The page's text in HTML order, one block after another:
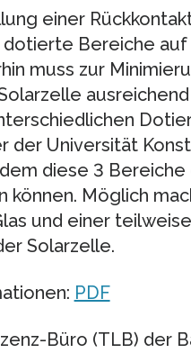
einer
dotierte Bereiche
muss zur
der Universität
diese 3
können. Möglich
und einer
Solarzelle.
PDF
Büro (TLB) der